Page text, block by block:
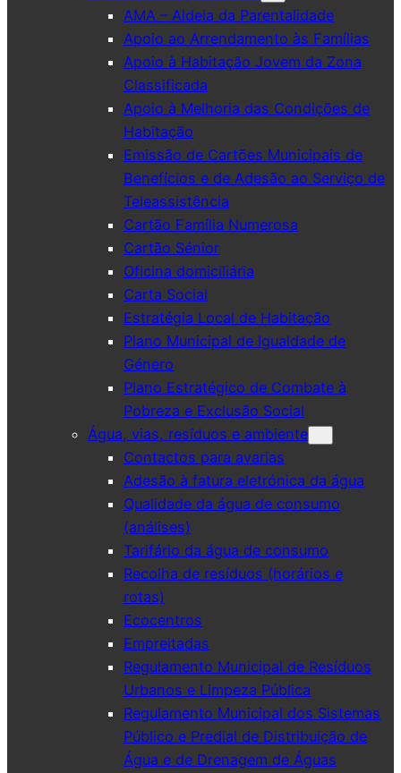
AMA – Aldeia da Parentalidade
Apoio ao Arrendamento às Famílias
Apoio à Habitação Jovem da Zona
Classificada
Apoio à Melhoria das Condições de
Habitação
Emissão de Cartões Municipais de
Benefícios e de Adesão ao Serviço de
Teleassistência
Cartão Família Numerosa
Cartão Sénior
Oficina domiciliária
Carta Social
Estratégia Local de Habitação
Plano Municipal de Igualdade de
Género
Plano Estratégico de Combate à
Pobreza e Exclusão Social
Água, vias, resíduos e ambiente
Contactos para avarias
Adesão à fatura eletrónica da água
Qualidade da água de consumo
(análises)
Tarifário da água de consumo
Recolha de resíduos (horários e
rotas)
Ecocentros
Empreitadas
Regulamento Municipal de Resíduos
Urbanos e Limpeza Pública
Regulamento Municipal dos Sistemas
Público e Predial de Distribuição de
Água e de Drenagem de Águas